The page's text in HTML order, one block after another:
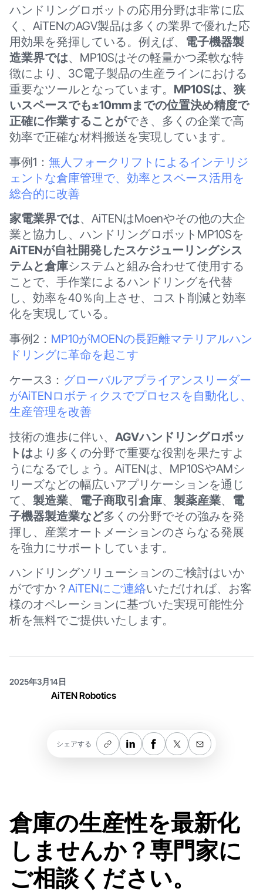
ハンドリングロボットの応用分野は非常に広
く、AiTENのAGV製品は多くの業界で優れた応
用効果を発揮している。例えば、 電子機器製
造業界では、MP10Sはその軽量かつ柔軟な特
徴により、3C電子製品の生産ラインにおける
重要なツールとなっています。 MP10Sは、狭
いスペースでも±10mmまでの位置決め精度で
正確に作業することができ、多くの企業で高
効率で正確な材料搬送を実現しています。
事例1： 無人フォークリフトによるインテリジ
ェントな倉庫管理で、効率とスペース活用を
総合的に改善
家電業界では、AiTENはMoenやその他の大企
業と協力し、ハンドリングロボットMP10Sを
AiTENが自社開発したスケジューリングシス
テムと倉庫システムと組み合わせて使用する
ことで、手作業によるハンドリングを代替
し、効率を40％向上させ、コスト削減と効率
化を実現している。
事例2： MP10がMOENの長距離マテリアルハン
ドリングに革命を起こす
ケース3： グローバルアプライアンスリーダー
がAiTENロボティクスでプロセスを自動化し、
生産管理を改善
技術の進歩に伴い、 AGVハンドリングロボッ
トはより多くの分野で重要な役割を果たすよ
うになるでしょう。AiTENは、MP10SやAMシ
リーズなどの幅広いアプリケーションを通じ
て、 製造業、 電子商取引倉庫、 製薬産業、 電
子機器製造業など多くの分野でその強みを発
揮し、産業オートメーションのさらなる発展
を強力にサポートしています。
ハンドリングソリューションのご検討はいか
がですか？ AiTENにご連絡いただければ、お客
様のオペレーションに基づいた実現可能性分
析を無料でご提供いたします。
2025年3月14日
AiTEN Robotics
シェアする
倉庫の生産性を最新化
しませんか？専門家に
ご相談ください。